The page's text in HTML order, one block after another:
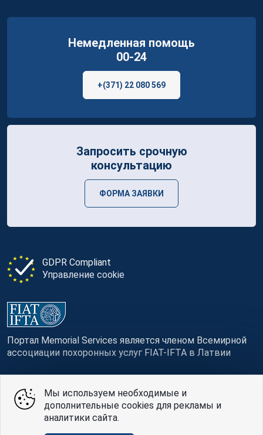
GDPR Compliant
Управление cookie
Портал Memorial Services является членом Всемирной
ассоциации похоронных услуг FIAT-IFTA в Латвии
Немедленная помощь
00-24
+(371) 22 080 569
Запросить срочную
консультацию
ФОРМА ЗАЯВКИ
© Memorial Services, 2016 — 2026 pr3-g
Мы используем необходимые и
дополнительные cookies для рекламы и
аналитики сайта.